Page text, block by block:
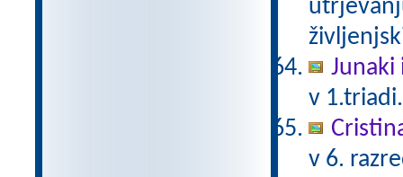
Junaki
v
v 6.